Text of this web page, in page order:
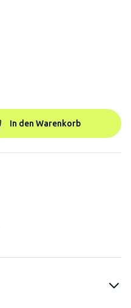
In den Warenkorb